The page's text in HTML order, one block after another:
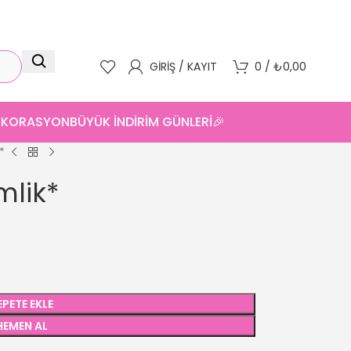
GIRIŞ / KAYIT 0 / ₺0,00
BÜYÜK İNDİRİM GÜNLERİ🎉
EKLE
AL